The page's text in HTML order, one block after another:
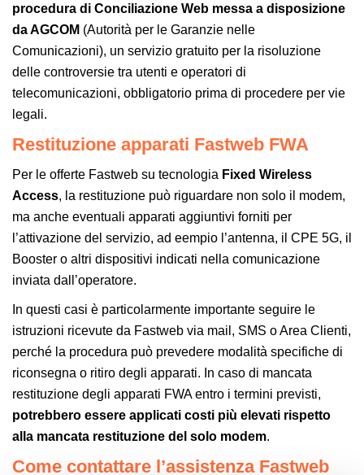
procedura di Conciliazione Web messa a disposizione
da AGCOM (Autorità per le Garanzie nelle
Comunicazioni), un servizio gratuito per la risoluzione
delle controversie tra utenti e operatori di
telecomunicazioni, obbligatorio prima di procedere per vie
legali.
Restituzione apparati Fastweb FWA
Per le offerte Fastweb su tecnologia Fixed Wireless
Access, la restituzione può riguardare non solo il modem,
ma anche eventuali apparati aggiuntivi forniti per
l’attivazione del servizio, ad eempio l’antenna, il CPE 5G, il
Booster o altri dispositivi indicati nella comunicazione
inviata dall’operatore.
In questi casi è particolarmente importante seguire le
istruzioni ricevute da Fastweb via mail, SMS o Area Clienti,
perché la procedura può prevedere modalità specifiche di
riconsegna o ritiro degli apparati. In caso di mancata
restituzione degli apparati FWA entro i termini previsti,
potrebbero essere applicati costi più elevati rispetto
alla mancata restituzione del solo modem.
Come contattare l’assistenza Fastweb